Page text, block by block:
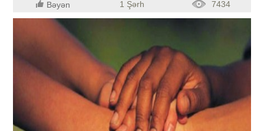
Bəyən 1 Şərh 7434